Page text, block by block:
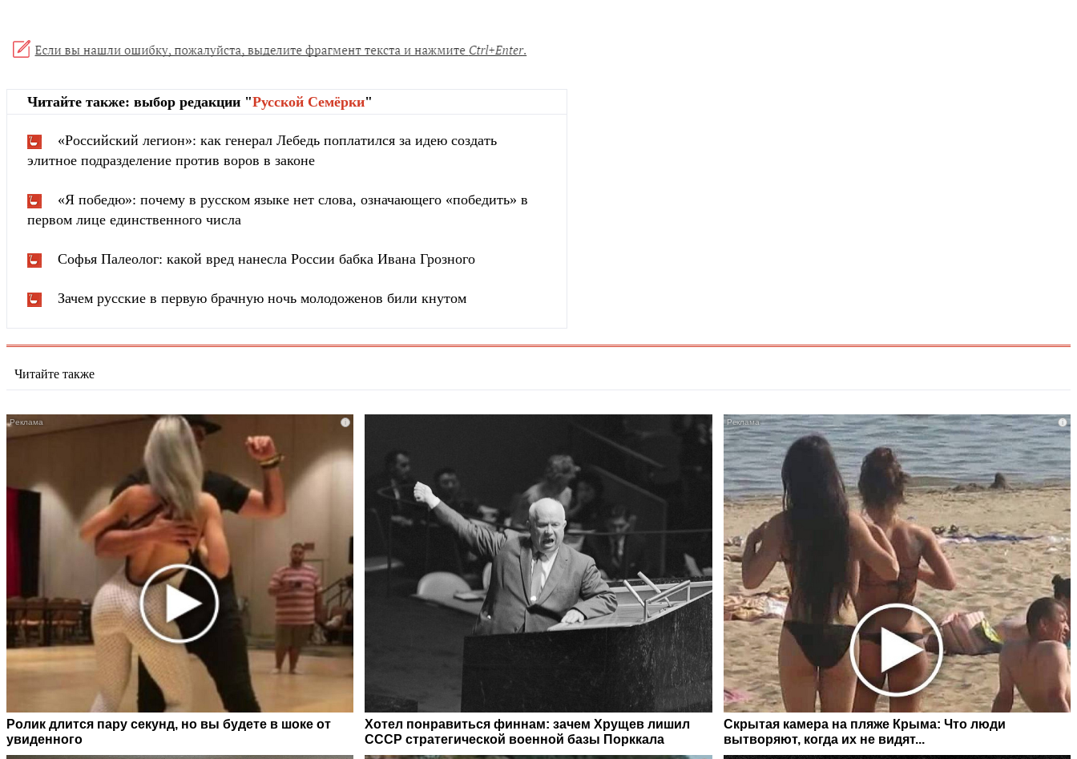
Читайте также: выбор редакции "Русской Cемёрки"
«Российский легион»: как генерал Лебедь поплатился за идею создать
элитное подразделение против воров в законе
«Я победю»: почему в русском языке нет слова, означающего «победить» в
первом лице единственного числа
Софья Палеолог: какой вред нанесла России бабка Ивана Грозного
Зачем русские в первую брачную ночь молодоженов били кнутом
Читайте также
i
Ролик длится пару секунд, но вы будете в шоке от
увиденного
Хотел понравиться финнам: зачем Хрущев лишил
СССР стратегической военной базы Порккала
i
Скрытая камера на пляже Крыма: Что люди
вытворяют, когда их не видят...